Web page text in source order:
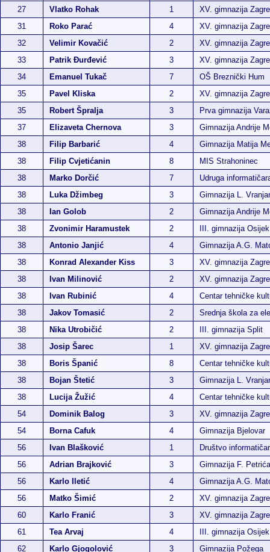
27
Vlatko Rohak 1
XV. gimnazija
31
Roko Parać 4
XV. gimnazija
32
Velimir Kovačić 2
XV. gimnazija
33
Patrik Đurđević 3
XV. gimnazija
34
Emanuel Tukač 7
OŠ Breznički Hum
35
Pavel Kliska 2
XV. gimnazija
35
Robert Špralja 3
Prva gimnazija
37
Elizaveta Chernova 3
Gimnazija Andrije
38
Filip Barbarić 4
Gimnazija Matija
38
Filip Cvjetićanin 8
MIS Strahoninec
38
Marko Dorčić 7
Udruga
38
Luka Džimbeg 3
Gimnazija L.
38
Ian Golob 2
Gimnazija Andrije
38
Zvonimir Haramustek 2
III. gimnazija Osijek
38
Antonio Janjić 4
Gimnazija A.G.
38
Konrad Alexander Kiss 3
XV. gimnazija
38
Ivan Milinović 2
XV. gimnazija
38
Ivan Rubinić 4
Centar tehničke
38
Jakov Tomasić 2
Srednja škola za
38
Nika Utrobičić 2
III. gimnazija Split
38
Josip Šarec 1
XV. gimnazija
38
Boris Španić 8
Centar tehničke
38
Bojan Štetić 3
Gimnazija L.
38
Lucija Žužić 4
Centar tehničke
54
Dominik Balog 3
XV. gimnazija
54
Borna Cafuk 4
Gimnazija Bjelovar
56
Ivan Blašković 1
Društvo
56
Adrian Brajković 3
Gimnazija F.
56
Karlo Iletić 4
Gimnazija A.G.
56
Matko Šimić 2
XV. gimnazija
60
Karlo Franić 3
XV. gimnazija
61
Tea Arvaj 4
III. gimnazija Osijek
62
Karlo Gjogolović 3
Gimnazija Požega